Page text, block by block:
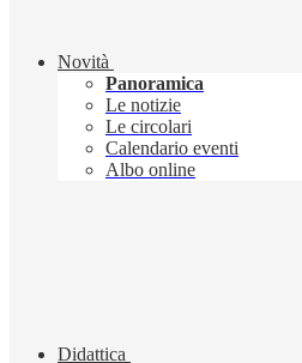
Novità
Panoramica
Le notizie
Le circolari
Calendario eventi
Albo online
Didattica